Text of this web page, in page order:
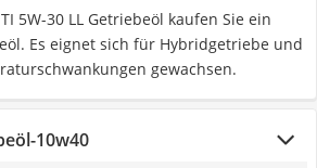
5W-30 LL Getriebeöl kaufen Sie ein
Es eignet sich für Hybridgetriebe und
gewachsen.
10w40